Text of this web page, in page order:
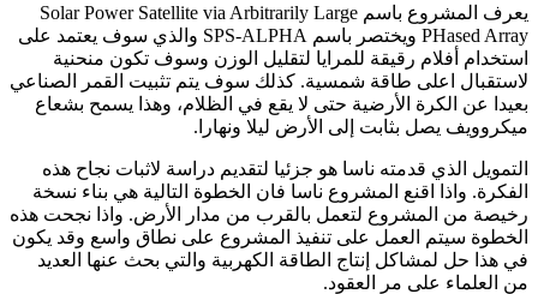
يعرف المشروع باسم Solar Power Satellite via Arbitrarily Large
PHased Array ويختصر باسم SPS-ALPHA والذي سوف يعتمد على
استخدام أفلام رقيقة للمرايا لتقليل الوزن وسوف تكون منحنية
لاستقبال اعلى طاقة شمسية. كذلك سوف يتم تثبيت القمر الصناعي
بعيدا عن الكرة الأرضية حتى لا يقع في الظلام، وهذا يسمح بشعاع
ميكروويف يصل بثابت إلى الأرض ليلا ونهارا.
التمويل الذي قدمته ناسا هو جزئيا لتقديم دراسة لاثبات نجاح هذه
الفكرة. واذا اقنع المشروع ناسا فان الخطوة التالية هي بناء نسخة
رخيصة من المشروع لتعمل بالقرب من مدار الأرض. واذا نجحت هذه
الخطوة سيتم العمل على تنفيذ المشروع على نطاق واسع وقد يكون
في هذا حل لمشاكل إنتاج الطاقة الكهربية والتي بحث عنها العديد
من العلماء على مر العقود.